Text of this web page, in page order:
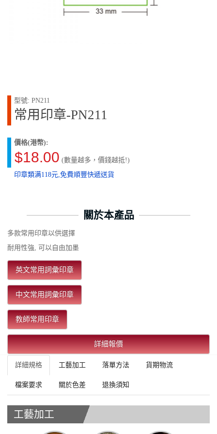
型號: PN211
常用印章-PN211
價格(港幣):
$18.00 (數量越多，價錢越抵!)
印章類满118元,免費順豐快遞送貨
關於本產品
多款常用印章以供選擇
耐用性強, 可以自由加墨
英文常用詞彙印章
中文常用詞彙印章
教師常用印章
詳細報價
詳細規格 工藝加工 落單方法 貨期物流
檔案要求 關於色差 退換須知
工藝加工